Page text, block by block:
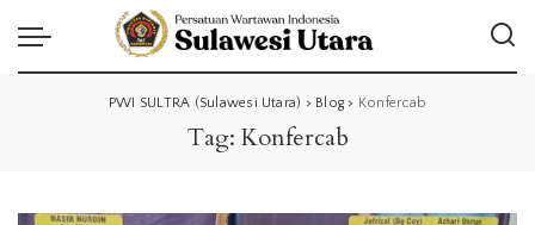
PWI SULTRA (Sulawesi Utara) > Blog > Konfercab
Tag: Konfercab